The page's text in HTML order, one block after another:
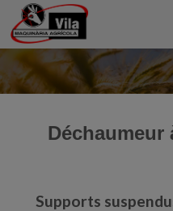
Supports